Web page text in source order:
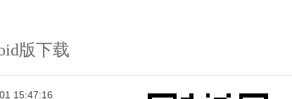
版下载
15:47:16